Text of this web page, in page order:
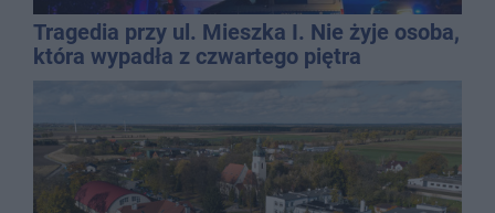
Tragedia przy ul. Mieszka I. Nie żyje osoba,
która wypadła z czwartego piętra